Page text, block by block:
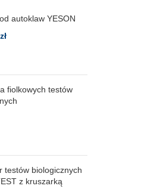
autoklaw YESON
zł
fiolkowych testów
testów biologicznych
z kruszarką